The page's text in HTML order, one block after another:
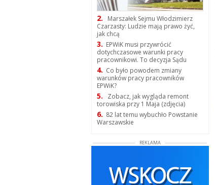
2.
Marszałek Sejmu Włodzimierz
Czarzasty: Ludzie mają prawo żyć,
jak chcą
3. EPWiK musi przywrócić
dotychczasowe warunki pracy
pracownikowi. To decyzja Sądu
4. Co było powodem zmiany
warunków pracy pracowników
EPWiK?
5.
Zobacz, jak wygląda remont
torowiska przy 1 Maja (zdjęcia)
6. 82 lat temu wybuchło Powstanie
Warszawskie
REKLAMA